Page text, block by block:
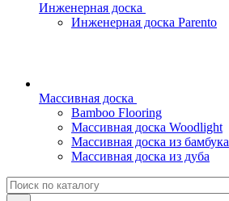
Инженерная доска
Инженерная доска Parento
Массивная доска
Bamboo Flooring
Массивная доска Woodlight
Массивная доска из бамбука
Массивная доска из дуба